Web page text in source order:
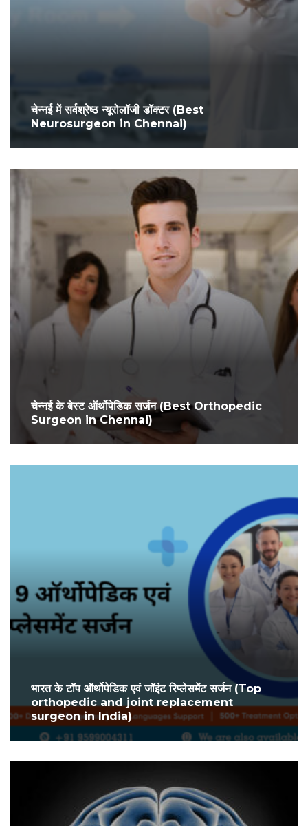
चेन्नई में सर्वश्रेष्ठ न्यूरोलॉजी डॉक्टर (Best
Neurosurgeon in Chennai)
चेन्नई के बेस्ट ऑर्थोपेडिक सर्जन (Best Orthopedic
Surgeon in Chennai)
भारत के टॉप ऑर्थोपेडिक एवं जॉइंट रिप्लेसमेंट सर्जन (Top
orthopedic and joint replacement
surgeon in India)